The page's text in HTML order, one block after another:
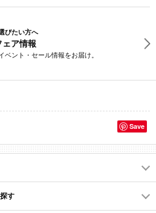
びたい方へ
ェア情報
ベント・セール情報をお届け。
Save
す